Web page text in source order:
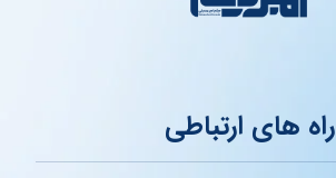
راه های ارتباطی